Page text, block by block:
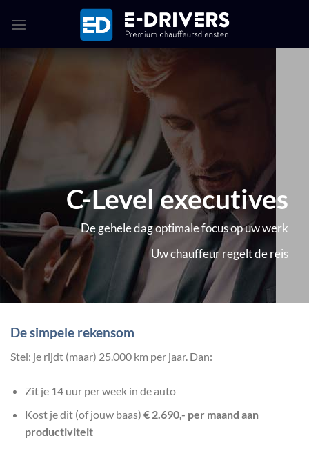
naar
C-Level executives
De gehele dag optimale focus op uw werk
Uw chauffeur regelt de reis
De simpele rekensom
Stel: je rijdt (maar) 25.000 km per jaar. Dan:
Zit je 14 uur per week in de auto
Kost je dit (of jouw baas) € 2.690,- per maand aan
productiviteit